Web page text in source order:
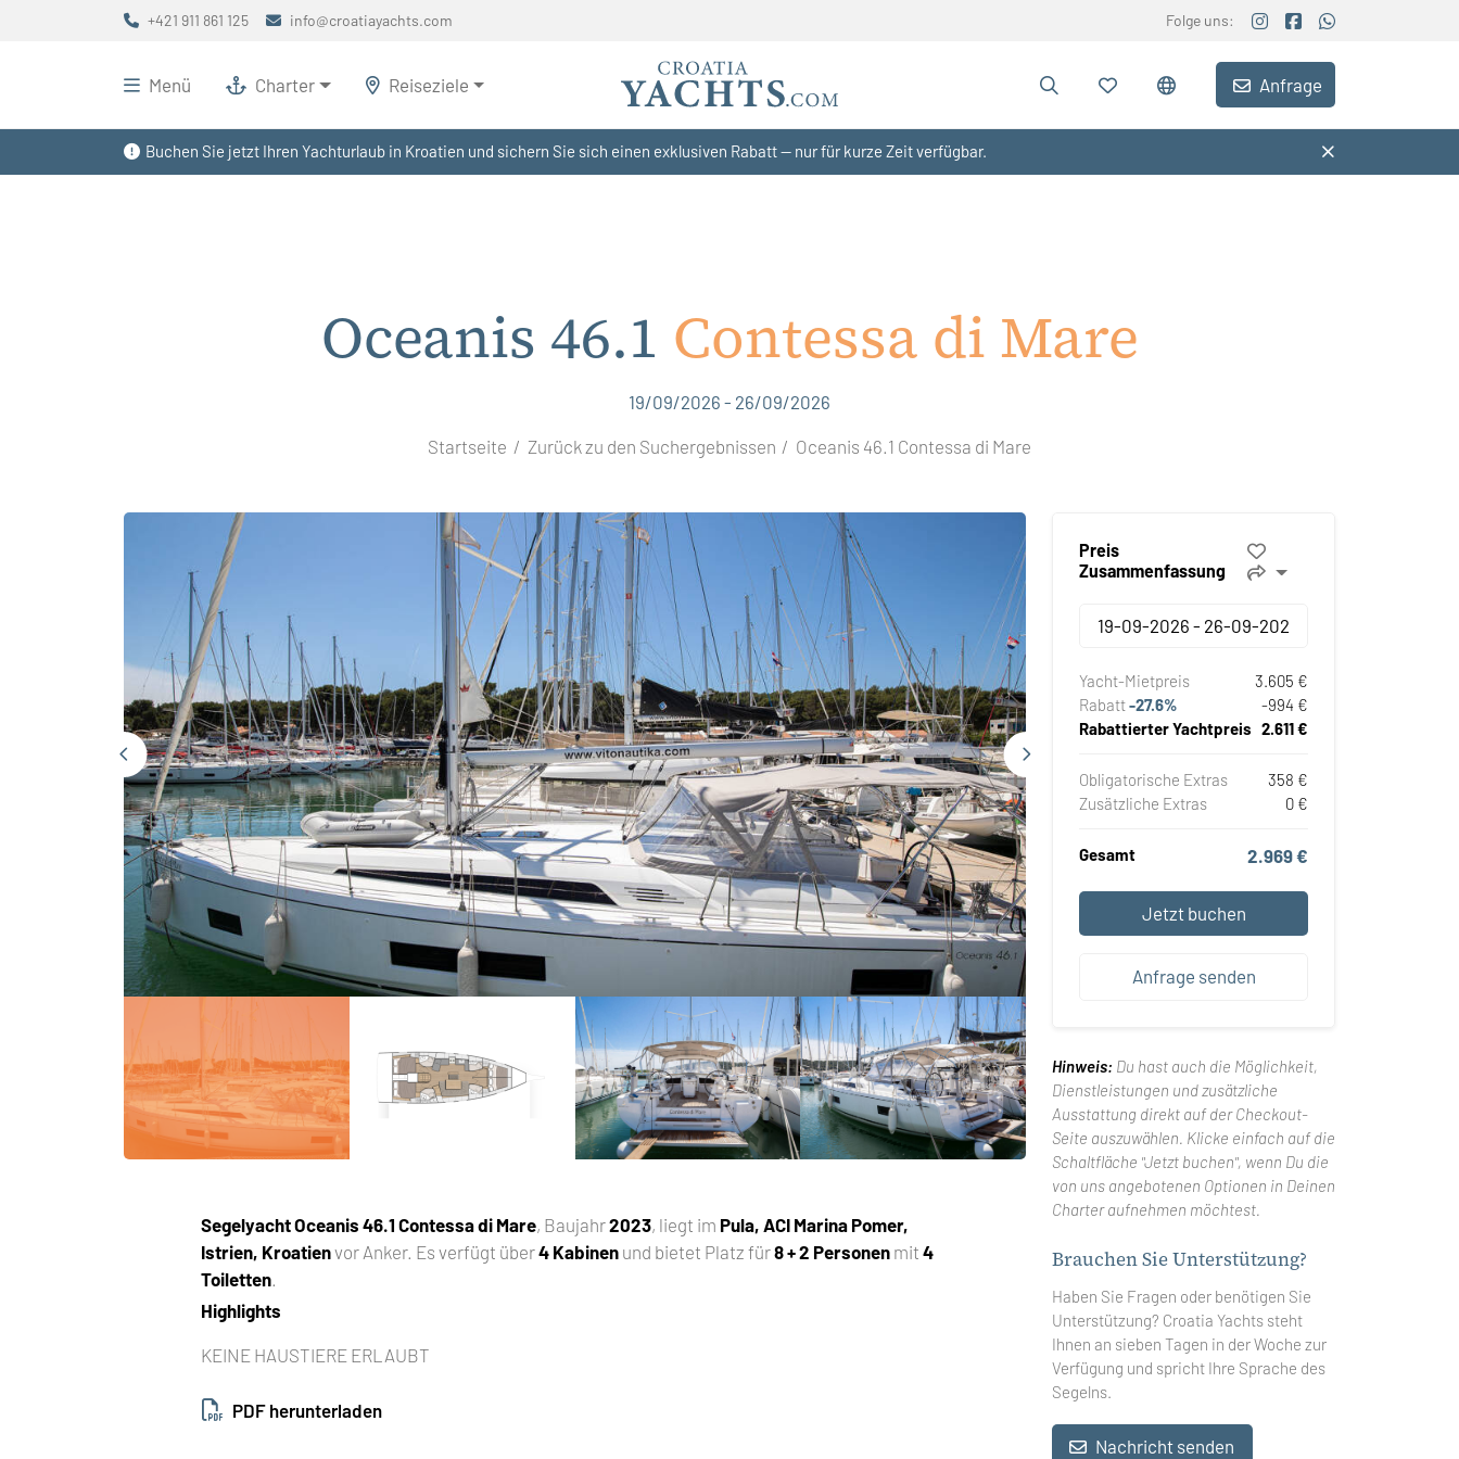
Buchen Sie jetzt Ihren Yachturlaub in Kroatien und sichern Sie sich einen exklusiven Rabatt — nur für kurze Zeit verfügbar.
+421 911 861 125 info@croatiayachts.com Folge uns:
Menü Charter Reiseziele Anfrage
Oceanis 46.1 Contessa di Mare
19/09/2026 - 26/09/2026
Startseite Zurück zu den Suchergebnissen Oceanis 46.1 Contessa di Mare
SegelyachtOceanis 46.1 Contessa di Mare, Baujahr2023, liegt im Pula, ACI Marina Pomer,
Istrien, Kroatienvor Anker. Es verfügt über4 Kabinen und bietet Platz für8 + 2 Personen mit4
Toiletten
Highlights
KEINE HAUSTIERE ERLAUBT
PDF herunterladen
Preis
Zusammenfassung
Yacht-Mietpreis
3.605 €
Rabatt-27.6%
-994 €
Rabattierter Yachtpreis 2.611 €
Obligatorische Extras
358 €
Zusätzliche Extras
0 €
Gesamt 2.969 €
Jetzt buchen
Anfrage senden
Hinweis: Du hast auch die Möglichkeit,
Dienstleistungen und zusätzliche
Ausstattung direkt auf der Checkout-
Seite auszuwählen. Klicke einfach auf die
Schaltfläche "Jetzt buchen", wenn Du die
von uns angebotenen Optionen in Deinen
Charter aufnehmen möchtest.
Brauchen Sie Unterstützung?
Haben Sie Fragen oder benötigen Sie
Unterstützung? Croatia Yachts steht
Ihnen an sieben Tagen in der Woche zur
Verfügung und spricht Ihre Sprache des
Segelns.
Nachricht senden